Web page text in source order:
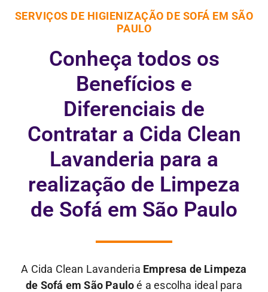
SERVIÇOS DE HIGIENIZAÇÃO DE SOFÁ EM SÃO
PAULO
Conheça todos os
Benefícios e
Diferenciais de
Contratar a Cida Clean
Lavanderia para a
realização de Limpeza
de Sofá em São Paulo
A Cida Clean Lavanderia Empresa de Limpeza
de Sofá em São Pauloé a escolha ideal para